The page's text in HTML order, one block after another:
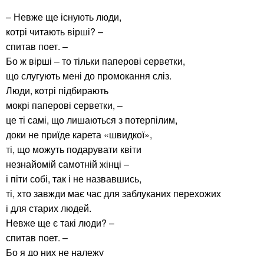
– Невже ще існують люди,
котрі читають вірші? –
спитав поет. –
Бо ж вірші – то тільки паперові серветки,
що слугують мені до промокання сліз.
Люди, котрі підбирають
мокрі паперові серветки, –
це ті самі, що лишаються з потерпілим,
доки не приїде карета «швидкої»,
ті, що можуть подарувати квіти
незнайомій самотній жінці –
і піти собі, так і не назвавшись,
ті, хто завжди має час для заблуканих перехожих
і для старих людей.
Невже ще є такі люди? –
спитав поет. –
Бо я до них не належу